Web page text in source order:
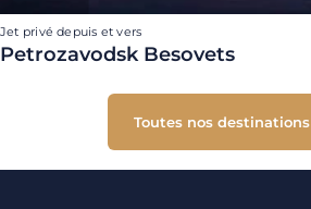
Jet privé depuis et vers
Petrozavodsk Besovets
Toutes nos destinations